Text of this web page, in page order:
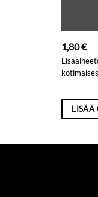
1,80€
LISÄÄ